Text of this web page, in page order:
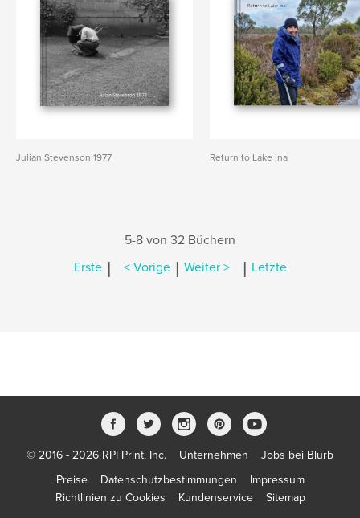
Julian Stevenson 1977 Return to Lake Ina
5-8 von 32 Büchern
Erste | < Vorige | Weiter > | Letzte
© 2016 - 2026 RPI Print, Inc. Unternehmen
Jobs bei Blurb
Preise
Datenschutzbestimmungen
Impressum
Richtlinien zu Cookies
Kundenservice Sitemap